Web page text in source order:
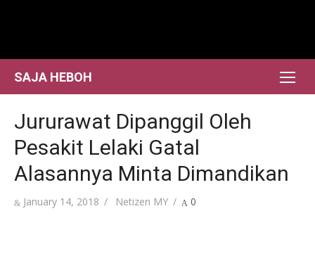
SAJA HEBOH
Jururawat Dipanggil Oleh
Pesakit Lelaki Gatal
Alasannya Minta Dimandikan
Posted
January 14, 2018 Author
Netizen MY 0